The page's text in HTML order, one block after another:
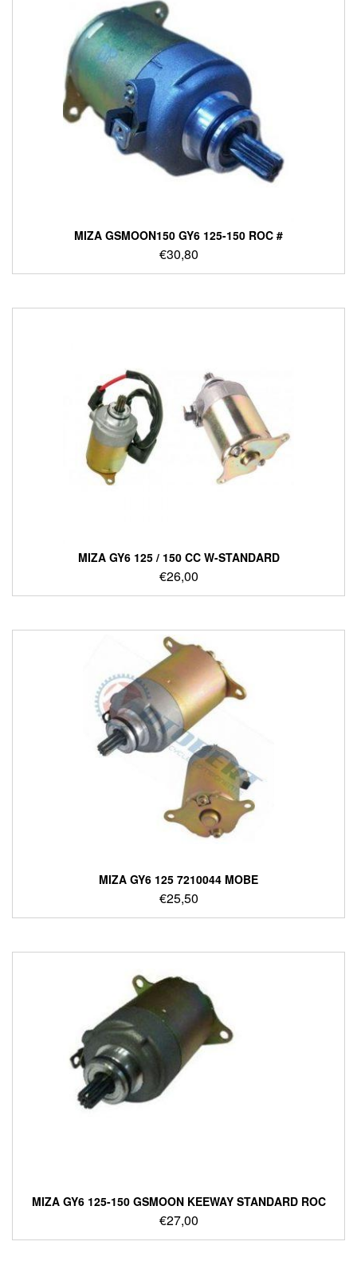
ΜΙΖΑ GSMOON150 GY6 125-150 ROC #
€30,80
ΜΙΖΑ GY6 125 / 150 CC W-STANDARD
€26,00
ΜΙΖΑ GY6 125 7210044 MOBE
€25,50
ΜΙΖΑ GY6 125-150 GSMOON KEEWAY STANDARD ROC
€27,00